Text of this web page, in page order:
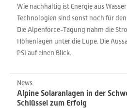
Wie nachhaltig ist Energie aus
Technologien sind sonst noch für
Die Alpenforce-Tagung nahm die
Höhenlagen unter die Lupe. Die
PSI auf einen Blick.
News
Alpine Solaranlagen in der
Schlüssel zum Erfolg